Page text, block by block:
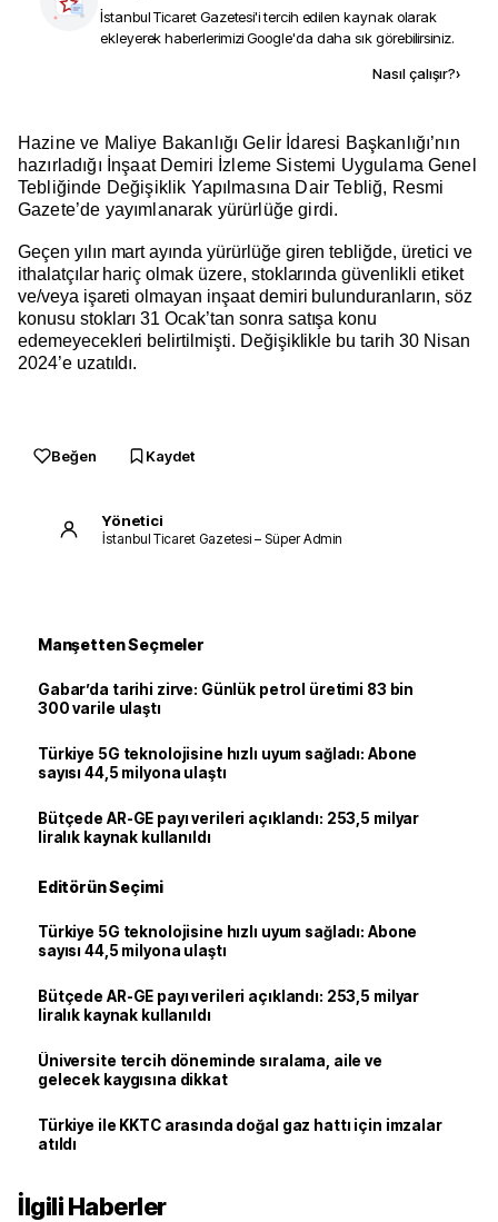
İstanbul Ticaret Gazetesi'i tercih edilen kaynak olarak
ekleyerek haberlerimizi Google'da daha sık görebilirsiniz.
Nasıl çalışır?›
Hazine ve Maliye Bakanlığı Gelir İdaresi Başkanlığı’nın
hazırladığı İnşaat Demiri İzleme Sistemi Uygulama Genel
Tebliğinde Değişiklik Yapılmasına Dair Tebliğ, Resmi
Gazete’de yayımlanarak yürürlüğe girdi.
Geçen yılın mart ayında yürürlüğe giren tebliğde, üretici ve
ithalatçılar hariç olmak üzere, stoklarında güvenlikli etiket
ve/veya işareti olmayan inşaat demiri bulunduranların, söz
konusu stokları 31 Ocak’tan sonra satışa konu
edemeyecekleri belirtilmişti. Değişiklikle bu tarih 30 Nisan
2024’e uzatıldı.
Beğen Kaydet
Yönetici
İstanbul Ticaret Gazetesi – Süper Admin
Manşetten Seçmeler
Gabar’da tarihi zirve: Günlük petrol üretimi 83 bin
300 varile ulaştı
Türkiye 5G teknolojisine hızlı uyum sağladı: Abone
sayısı 44,5 milyona ulaştı
Bütçede AR-GE payı verileri açıklandı: 253,5 milyar
liralık kaynak kullanıldı
Editörün Seçimi
Türkiye 5G teknolojisine hızlı uyum sağladı: Abone
sayısı 44,5 milyona ulaştı
Bütçede AR-GE payı verileri açıklandı: 253,5 milyar
liralık kaynak kullanıldı
Üniversite tercih döneminde sıralama, aile ve
gelecek kaygısına dikkat
Türkiye ile KKTC arasında doğal gaz hattı için imzalar
atıldı
İlgili Haberler